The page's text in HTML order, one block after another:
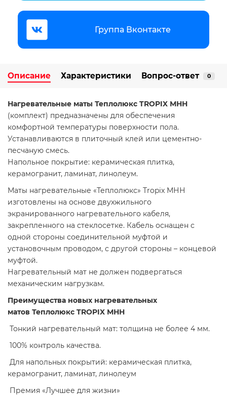
Группа Вконтакте
Описание Характеристики Вопрос-ответ 0
Нагревательные маты Теплолюкс TROPIX МНН
(комплект) предназначены для обеспечения
комфортной температуры поверхности пола.
Устанавливаются в плиточный клей или цементно-
песчаную смесь.
Напольное покрытие: керамическая плитка,
керамогранит, ламинат, линолеум.
Маты нагревательные «Теплолюкс» Tropix МНН
изготовлены на основе двухжильного
экранированного нагревательного кабеля,
закрепленного на стеклосетке. Кабель оснащен с
одной стороны соединительной муфтой и
установочным проводом, с другой стороны – концевой
муфтой.
Нагревательный мат не должен подвергаться
механическим нагрузкам.
Преимущества новых нагревательных
матов Теплолюкс TROPIX МНН
Тонкий нагревательный мат: толщина не более 4 мм.
100% контроль качества.
Для напольных покрытий: керамическая плитка,
керамогранит, ламинат, линолеум
Премия «Лучшее для жизни»